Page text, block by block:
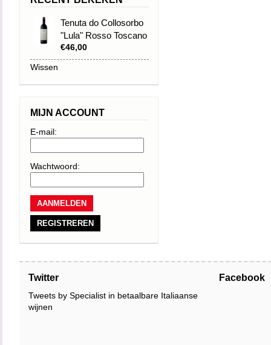
Tenuta do Collosorbo
"Lula" Rosso Toscano
IGT 2017
€46,00
Wissen
MIJN ACCOUNT
E-mail:
Wachtwoord:
REGISTREREN
Twitter
Tweets by Specialist in betaalbare Italiaanse
wijnen
Facebook